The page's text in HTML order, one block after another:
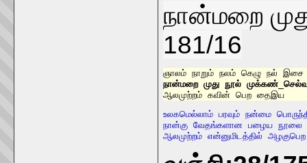
நான்மறை
181/16
நான்மறை முது நூல்
ஆலமுற்றம் கவின் பெற தைஇய
உலகமெல்லாம் பரவும் நன்மை
நான்கு வேதங்களான பழைய நூலை
ஆலமுற்றம் என்னுமிடத்தில் அழகுபெற